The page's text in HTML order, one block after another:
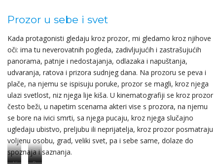
Prozor u sebe i svet
Kada protagonisti gledaju kroz prozor, mi gledamo kroz njihove
oči: ima tu neverovatnih pogleda, zadivljujućih i zastrašujućih
panorama, patnje i nedostajanja, odlazaka i napuštanja,
udvaranja, ratova i prizora sudnjeg dana. Na prozoru se peva i
plače, na njemu se ispisuju poruke, prozor se magli, kroz njega
ulazi svetlost, niz njega lije kiša. U kinematografiji se kroz prozor
često beži, u napetim scenama akteri vise s prozora, na njemu
se bore na ivici smrti, sa njega pucaju, kroz njega slučajno
ugledaju ubistvo, preljubu ili neprijatelja, kroz prozor posmatraju
voljenu osobu, grad, veliki svet, pa i sebe same, dolaze do
spoznaja i saznanja.